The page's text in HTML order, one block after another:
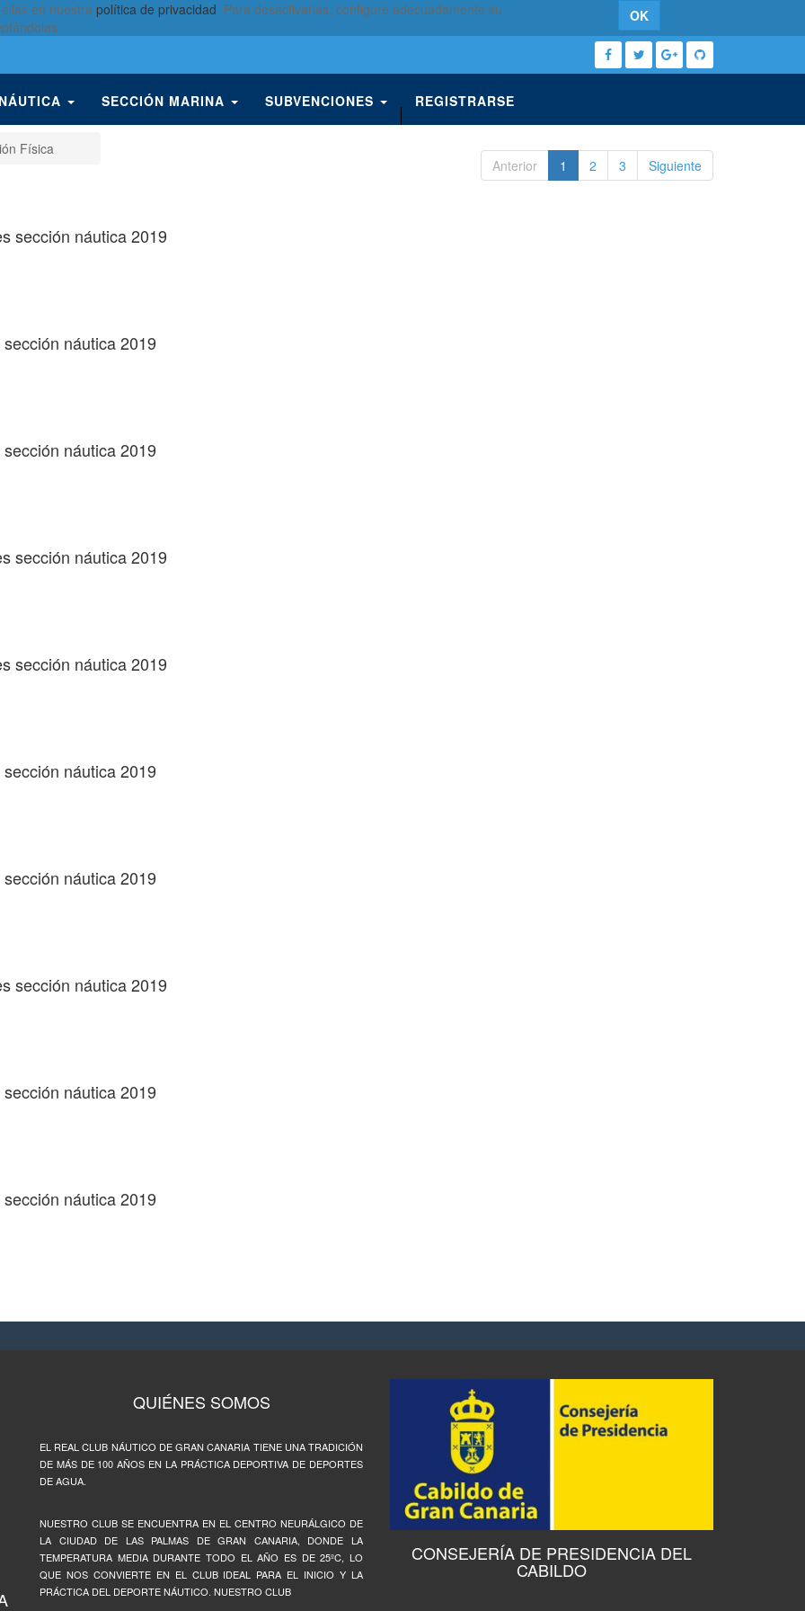
en nuestra política de privacidad. Para desactivarlas, configure adecuadamente su
OK
SECCIÓN MARINA SUBVENCIONES REGISTRARSE
Física
Anterior
1 2 3 Siguiente
sección náutica 2019
náutica 2019
náutica 2019
sección náutica 2019
sección náutica 2019
náutica 2019
náutica 2019
sección náutica 2019
náutica 2019
náutica 2019
QUIÉNES SOMOS
EL REAL CLUB NÁUTICO DE GRAN CANARIA TIENE UNA TRADICIÓN
DE MÁS DE 100 AÑOS EN LA PRÁCTICA DEPORTIVA DE DEPORTES
DE AGUA.
NUESTRO CLUB SE ENCUENTRA EN EL CENTRO NEURÁLGICO DE
LA CIUDAD DE LAS PALMAS DE GRAN CANARIA, DONDE LA
TEMPERATURA MEDIA DURANTE TODO EL AÑO ES DE 25ºC, LO
QUE NOS CONVIERTE EN EL CLUB IDEAL PARA EL INICIO Y LA
PRÁCTICA DEL DEPORTE NÁUTICO. NUESTRO CLUB
CONSEJERÍA DE PRESIDENCIA DEL
CABILDO